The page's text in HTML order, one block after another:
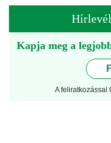
Kapja meg a
A feliratkozással